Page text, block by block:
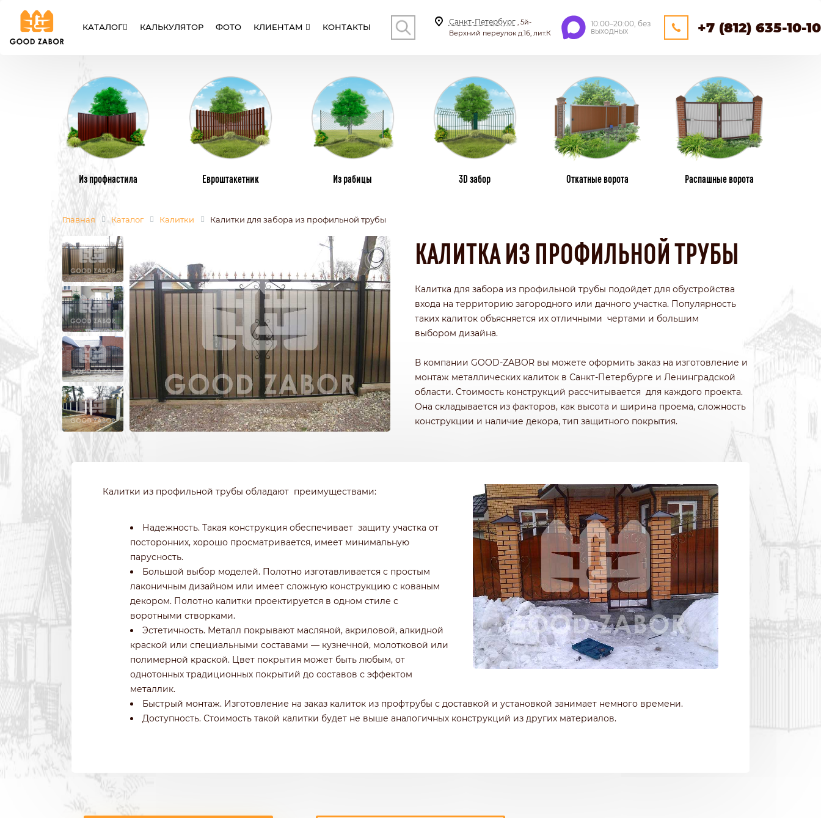
КАТАЛОГ
ЗАБОРЫ
МЕТАЛЛИЧЕСКИЕ ЗАБОРЫ
ИЗ ЕВРОШТАКЕТНИКА
СЕТКА РАБИЦА
СЕКЦИОННЫЕ ЗАБОРЫ
ИЗ 3Д СЕТКИ
ИЗ СВАРНОЙ СЕТКИ
ИЗ ПРОФИЛЬНОЙ ТРУБЫ
СВАРНЫЕ ЗАБОРЫ
ЗАБОРЫ ДЛЯ ДАЧИ
ДЕРЕВЯННЫЕ
МЕТАЛЛИЧЕСКИЕ
ЗАБОРЫ ИЗ ПРОФНАСТИЛА
ПОД КРИПИЧ
ДЛЯ ДАЧИ
ПОД ДЕРЕВО
ПОД КАМЕНЬ
С КОВАНЫМИ ЭЛЕМЕНТАМИ
СЕКЦИОННЫЙ
С КАЛИТКОЙ И ВОРОТАМИ
КИРПИЧНЫЕ ЗАБОРЫ
ДЕРЕВЯННЫЕ ЗАБОРЫ
ШАХМАТКА
ИЗ ШТАКЕТНИКА
ПЛЕТЕНЫЕ
КАМЕНННЫЕ ЗАБОРЫ
ИЗ ПРИРОДНОГО КАМНЯ
ИЗ ФРАНЦУЗСКОГО КАМНЯ
КАЛИТКИ СТОЛБЫ ВИНТОВЫЕ СВАИ
КОНТЕЙНЕРНЫЕ
ПЛОЩАДКИ
КАЛЬКУЛЯТОР ФОТО КЛИЕНТАМ КОНТАКТЫ
Санкт-Петербург, 5й-
Верхний переулок д.16, лит.К
10:00–20:00, без
выходных
+7 (812) 635-10-10
Из профнастила Евроштакетник Из рабицы 3D забор Откатные ворота Распашные ворота
Главная Каталог Калитки Калитки для забора из профильной трубы
КАЛИТКА ИЗ ПРОФИЛЬНОЙ ТРУБЫ
Калитка для забора из профильной трубы подойдет для обустройства
входа на территорию загородного или дачного участка. Популярность
таких калиток объясняется их отличными чертами и большим
выбором дизайна.
В компании GOOD-ZABOR вы можете оформить заказ на изготовление и
монтаж металлических калиток в Санкт-Петербурге и Ленинградской
области. Стоимость конструкций рассчитывается для каждого проекта.
Она складывается из факторов, как высота и ширина проема, сложность
конструкции и наличие декора, тип защитного покрытия.
Калитки из профильной трубы обладают преимуществами:
Надежность. Такая конструкция обеспечивает защиту участка от
посторонних, хорошо просматривается, имеет минимальную
парусность.
Большой выбор моделей. Полотно изготавливается с простым
лаконичным дизайном или имеет сложную конструкцию с кованым
декором. Полотно калитки проектируется в одном стиле с
воротными створками.
Эстетичность. Металл покрывают масляной, акриловой, алкидной
краской или специальными составами — кузнечной, молотковой или
полимерной краской. Цвет покрытия может быть любым, от
однотонных традиционных покрытий до составов с эффектом
металлик.
Быстрый монтаж. Изготовление на заказ калиток из профтрубы с доставкой и установкой занимает немного времени.
Доступность. Стоимость такой калитки будет не выше аналогичных конструкций из других материалов.